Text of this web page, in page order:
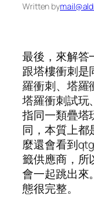
Written by
最後，來解答
跟塔樓衝刺是
羅衝刺、塔羅
塔羅衝刺試玩
指同一類疊塔
同，本質上都
麼還會看到
籤供應商，所
會一起跳出來
態很完整。